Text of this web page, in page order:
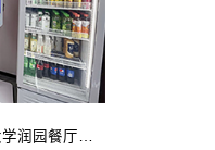
按克计价、杜绝浪费，南京审计大学润园餐厅智慧自助餐